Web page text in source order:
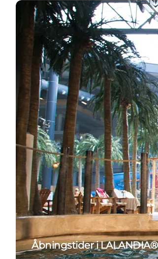
Se åbningstiderne i Lalandia
Åbningstider i LALANDIA®